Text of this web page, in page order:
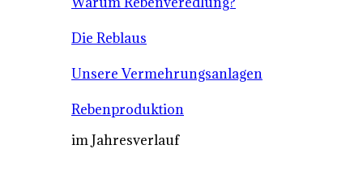
Die Reblaus
Unsere Vermehrungsanlagen
Rebenproduktion
im Jahresverlauf